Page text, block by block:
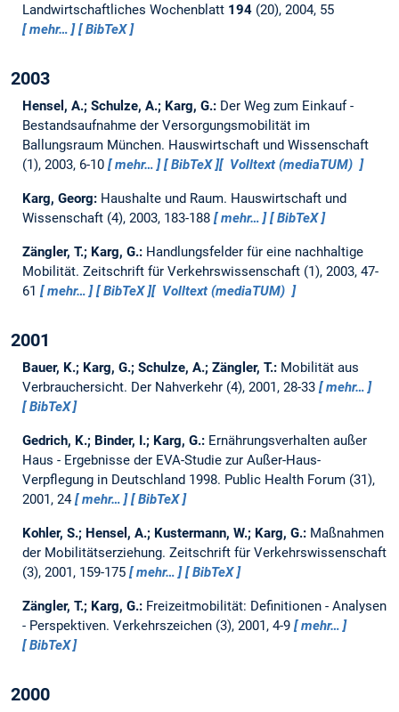
Landwirtschaftliches Wochenblatt 194(20), 2004, 55
mehr…
BibTeX
2003
Hensel, A.; Schulze, A.; Karg, G.: Der Weg zum Einkauf -
Bestandsaufnahme der Versorgungsmobilität im
Ballungsraum München. Hauswirtschaft und Wissenschaft
(1), 2003, 6-10
mehr… BibTeX Volltext (mediaTUM)
Karg, Georg: Haushalte und Raum. Hauswirtschaft und
Wissenschaft (4), 2003, 183-188
mehr… BibTeX
Zängler, T.; Karg, G.: Handlungsfelder für eine nachhaltige
Mobilität. Zeitschrift für Verkehrswissenschaft (1), 2003, 47-
61
mehr… BibTeX Volltext (mediaTUM)
2001
Bauer, K.; Karg, G.; Schulze, A.; Zängler, T.: Mobilität aus
Verbrauchersicht. Der Nahverkehr (4), 2001, 28-33
mehr…
BibTeX
Gedrich, K.; Binder, I.; Karg, G.: Ernährungsverhalten außer
Haus - Ergebnisse der EVA-Studie zur Außer-Haus-
Verpflegung in Deutschland 1998. Public Health Forum (31),
2001, 24
mehr… BibTeX
Kohler, S.; Hensel, A.; Kustermann, W.; Karg, G.: Maßnahmen
der Mobilitätserziehung. Zeitschrift für Verkehrswissenschaft
(3), 2001, 159-175
mehr… BibTeX
Zängler, T.; Karg, G.: Freizeitmobilität: Definitionen - Analysen
- Perspektiven. Verkehrszeichen (3), 2001, 4-9
mehr…
BibTeX
2000